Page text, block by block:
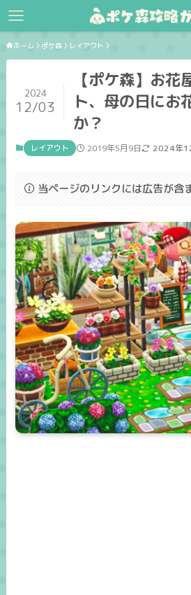
ホーム ポケ森 レイアウト
【ポケ森】お花
ト、母の日にお
か？
2024
12/03
レイアウト 2019年5月9日 2024年
当ページのリンクには広告が含